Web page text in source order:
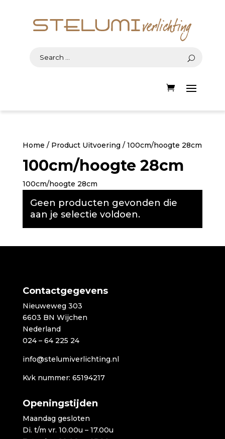
Home / Product Uitvoering / 100cm/hoogte 28cm
100cm/hoogte 28cm
100cm/hoogte 28cm
Geen producten gevonden die
aan je selectie voldoen.
Contactgegevens
Nieuweweg 303
6603 BN Wijchen
Nederland
024 – 64 225 24
info@stelumiverlichting.nl
Kvk nummer: 65194217
Openingstijden
Maandag gesloten
Di. t/m vr. 10.00u – 17.00u